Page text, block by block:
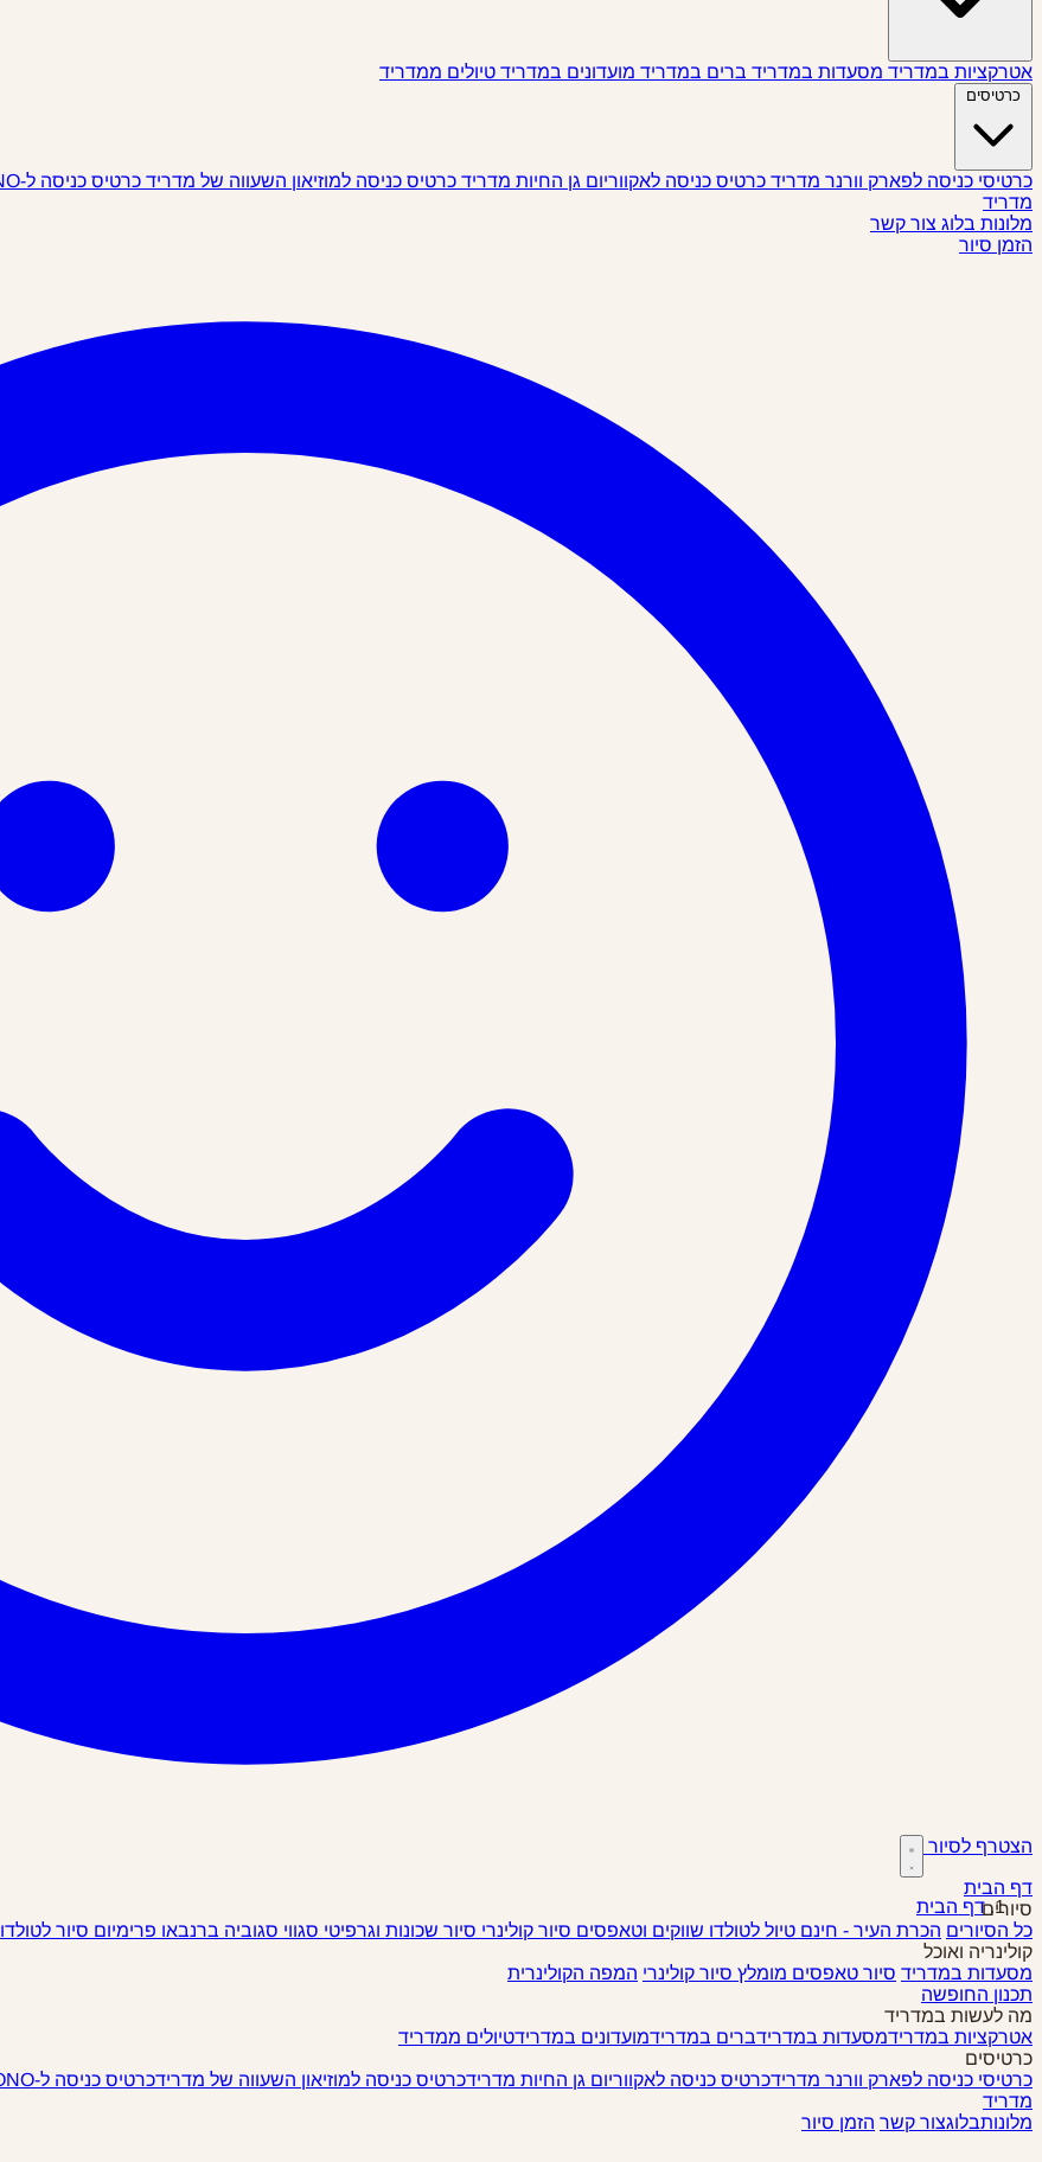
אטרקציות במדריד מסעדות במדריד ברים במדריד מועדונים במדריד טיולים ממדריד
כרטיסים
כרטיסי כניסה לפארק וורנר מדריד כרטיס כניסה לאקווריום גן החיות מדריד כרטיס כניסה למוזיאון השעווה של מדריד כרטיס כניסה ל-IKONO מדריד
מדריד
מלונות בלוג צור קשר
הזמן סיור
הצטרף לסיור
דף הבית
סיורים
כל הסיורים הכרת העיר - חינם טיול לטולדו שווקים וטאפסים סיור קולינרי סיור שכונות וגרפיטי סגווי סגוביה ברנבאו פרימיום סיור לטולדו
קולינריה ואוכל
מסעדות במדריד סיור טאפסים מומלץ סיור קולינרי המפה הקולינרית
תכנון החופשה
מה לעשות במדריד
אטרקציות במדרידמסעדות במדרידברים במדרידמועדונים במדרידטיולים ממדריד
כרטיסים
כרטיסי כניסה לפארק וורנר מדרידכרטיס כניסה לאקווריום גן החיות מדרידכרטיס כניסה למוזיאון השעווה של מדרידכרטיס כניסה ל-IKONO מדריד
מדריד
מלונותבלוגצור קשר הזמן סיור
דף הבית